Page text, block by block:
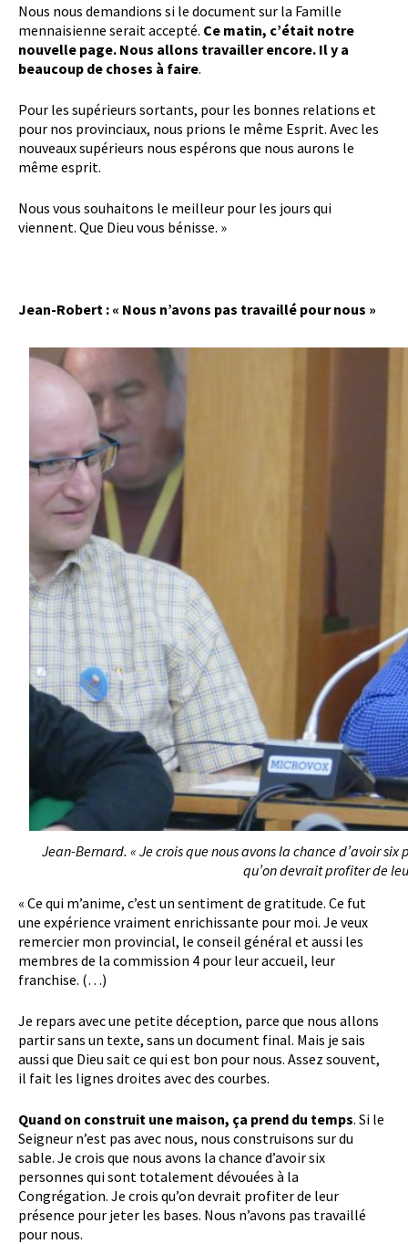
Nous nous demandions si le document sur la Famille
mennaisienne serait accepté. Ce matin, c’était notre
nouvelle page. Nous allons travailler encore. Il y a
beaucoup de choses à faire.
Pour les supérieurs sortants, pour les bonnes relations et
pour nos provinciaux, nous prions le même Esprit. Avec les
nouveaux supérieurs nous espérons que nous aurons le
même esprit.
Nous vous souhaitons le meilleur pour les jours qui
viennent. Que Dieu vous bénisse. »
Jean-Robert : « Nous n’avons pas travaillé pour nous »
Jean-Bernard. « Je crois que nous avons la chance d’avoir
qu’on devrait profiter de
« Ce qui m’anime, c’est un sentiment de gratitude. Ce fut
une expérience vraiment enrichissante pour moi. Je veux
remercier mon provincial, le conseil général et aussi les
membres de la commission 4 pour leur accueil, leur
franchise. (…)
Je repars avec une petite déception, parce que nous allons
partir sans un texte, sans un document final. Mais je sais
aussi que Dieu sait ce qui est bon pour nous. Assez souvent,
il fait les lignes droites avec des courbes.
Quand on construit une maison, ça prend du temps. Si le
Seigneur n’est pas avec nous, nous construisons sur du
sable. Je crois que nous avons la chance d’avoir six
personnes qui sont totalement dévouées à la
Congrégation. Je crois qu’on devrait profiter de leur
présence pour jeter les bases. Nous n’avons pas travaillé
pour nous.